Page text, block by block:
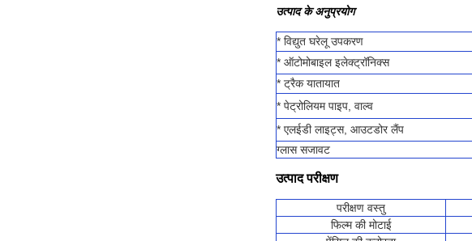
उत्पाद के अनुप्रयोग
* विद्युत घरेलू उपकरण
* ऑटोमोबाइल इलेक्ट्रॉनिक्स
* ट्रैक यातायात
* पेट्रोलियम पाइप, वाल्व
* एलईडी लाइट्स, आउटडोर लैंप
ग्लास सजावट
उत्पाद परीक्षण
परीक्षण वस्तु
फिल्म की मोटाई